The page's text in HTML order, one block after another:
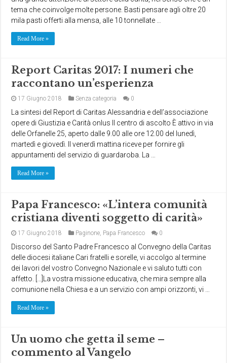
tema che coinvolge molte persone. Basti pensare agli oltre 20
mila pasti offerti alla mensa, alle 10 tonnellate …
Read More »
Report Caritas 2017: I numeri che
raccontano un’esperienza
17 Giugno 2018 Senza categoria 0
La sintesi del Report di Caritas Alessandria e dell’associazione
opere di Giustizia e Carità onlus Il centro di ascolto È attivo in via
delle Orfanelle 25, aperto dalle 9.00 alle ore 12.00 del lunedì,
martedì e giovedì. Il venerdì mattina riceve per fornire gli
appuntamenti del servizio di guardaroba. La …
Read More »
Papa Francesco: «L’intera comunità
cristiana diventi soggetto di carità»
17 Giugno 2018 Paginone, Papa Francesco 0
Discorso del Santo Padre Francesco al Convegno della Caritas
delle diocesi italiane Cari fratelli e sorelle, vi accolgo al termine
dei lavori del vostro Convegno Nazionale e vi saluto tutti con
affetto. […]La vostra missione educativa, che mira sempre alla
comunione nella Chiesa e a un servizio con ampi orizzonti, vi …
Read More »
Un uomo che getta il seme –
commento al Vangelo